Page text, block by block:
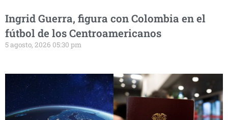
Ingrid Guerra, figura con Colombia en el
fútbol de los Centroamericanos
5 agosto, 2026 05:30 pm